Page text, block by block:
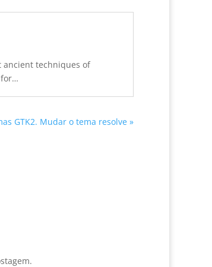
ancient techniques of
…
GTK2. Mudar o tema resolve »